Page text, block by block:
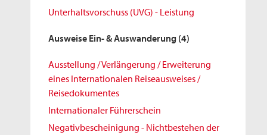
Unterhaltsvorschuss (UVG) - Leistung
Ausweise Ein- & Auswanderung (4)
Ausstellung / Verlängerung / Erweiterung
eines Internationalen Reiseausweises /
Reisedokumentes
Internationaler Führerschein
Negativbescheinigung - Nichtbestehen der